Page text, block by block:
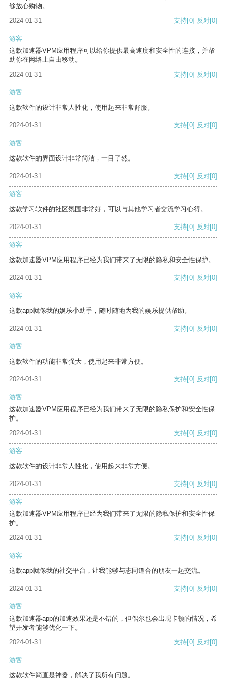
够放心购物。
2024-01-31
支持[0] 反对[0]
游客
这款加速器VPM应用程序可以给你提供最高速度和安全性的连接，并帮
助你在网络上自由移动。
2024-01-31
支持[0] 反对[0]
游客
这款软件的设计非常人性化，使用起来非常舒服。
2024-01-31 支持[0] 反对[0]
游客
这款软件的界面设计非常简洁，一目了然。
2024-01-31 支持[0] 反对[0]
游客
这款学习软件的社区氛围非常好，可以与其他学习者交流学习心得。
2024-01-31 支持[0] 反对[0]
游客
这款加速器VPM应用程序已经为我们带来了无限的隐私和安全性保护。
2024-01-31 支持[0] 反对[0]
游客
这款app就像我的娱乐小助手，随时随地为我的娱乐提供帮助。
2024-01-31 支持[0] 反对[0]
游客
这款软件的功能非常强大，使用起来非常方便。
2024-01-31 支持[0] 反对[0]
游客
这款加速器VPM应用程序已经为我们带来了无限的隐私保护和安全性保
护。
2024-01-31
支持[0] 反对[0]
游客
这款软件的设计非常人性化，使用起来非常方便。
2024-01-31 支持[0] 反对[0]
游客
这款加速器VPM应用程序已经为我们带来了无限的隐私保护和安全性保
护。
2024-01-31
支持[0] 反对[0]
游客
这款app就像我的社交平台，让我能够与志同道合的朋友一起交流。
2024-01-31 支持[0] 反对[0]
游客
这款加速器app的加速效果还是不错的，但偶尔也会出现卡顿的情况，希
望开发者能够优化一下。
2024-01-31
支持[0] 反对[0]
游客
这款软件简直是神器，解决了我所有问题。